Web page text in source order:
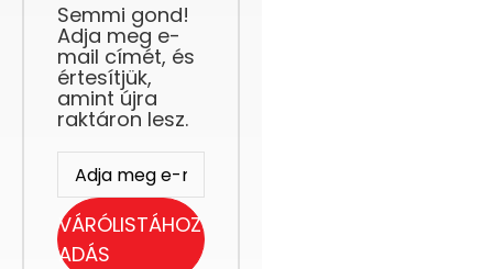
Semmi gond!
Adja meg e-
mail címét, és
értesítjük,
amint újra
raktáron lesz.
VÁRÓLISTÁHOZ
ADÁS